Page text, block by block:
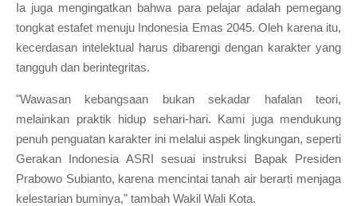
Ia juga mengingatkan bahwa para pelajar adalah pemegang
tongkat estafet menuju Indonesia Emas 2045. Oleh karena itu,
kecerdasan intelektual harus dibarengi dengan karakter yang
tangguh dan berintegritas.
"Wawasan kebangsaan bukan sekadar hafalan teori,
melainkan praktik hidup sehari-hari. Kami juga mendukung
penuh penguatan karakter ini melalui aspek lingkungan, seperti
Gerakan Indonesia ASRI sesuai instruksi Bapak Presiden
Prabowo Subianto, karena mencintai tanah air berarti menjaga
kelestarian buminya," tambah Wakil Wali Kota.